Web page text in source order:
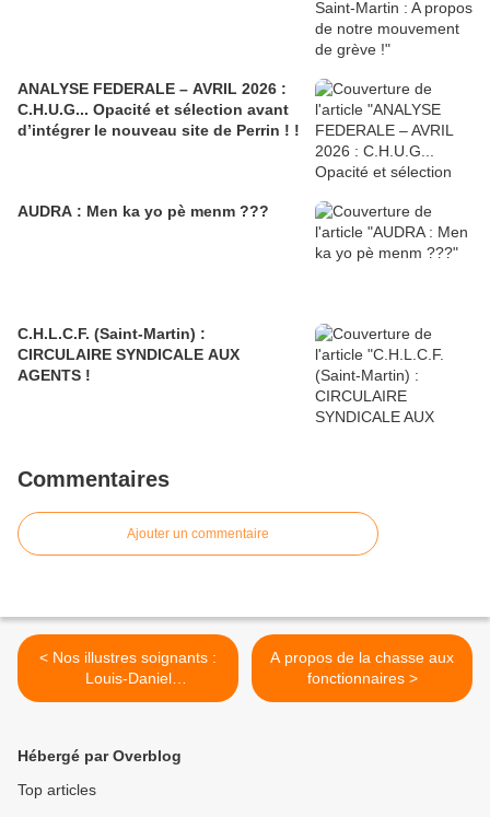
ANALYSE FEDERALE – AVRIL 2026 :
C.H.U.G... Opacité et sélection avant
d’intégrer le nouveau site de Perrin ! !
AUDRA : Men ka yo pè menm ???
C.H.L.C.F. (Saint-Martin) :
CIRCULAIRE SYNDICALE AUX
AGENTS !
Commentaires
Ajouter un commentaire
< Nos illustres soignants :
Louis-Daniel
BEAUPERTHUY
A propos de la chasse aux
fonctionnaires >
Hébergé par Overblog
Top articles